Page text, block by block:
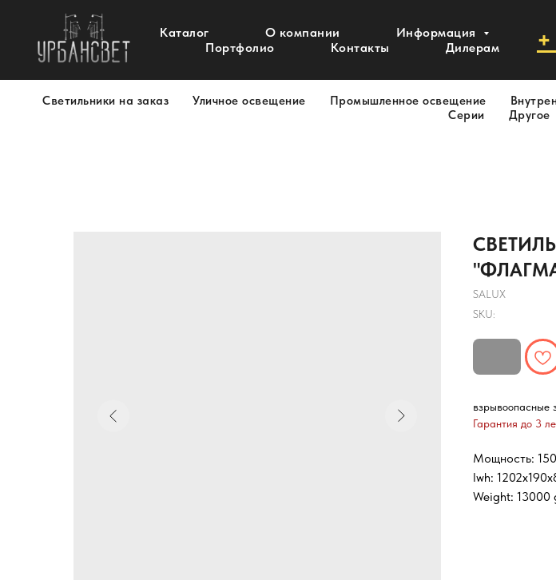
Каталог О компании
Информация
Портфолио
Контакты Дилерам
Светильники на заказ Уличное освещение Промышленное освещение
Серии
Другое
SALUX
SKU:
взрывоопасные
Гарантия до 3
Мощность:
lwh:
Weight: 13000